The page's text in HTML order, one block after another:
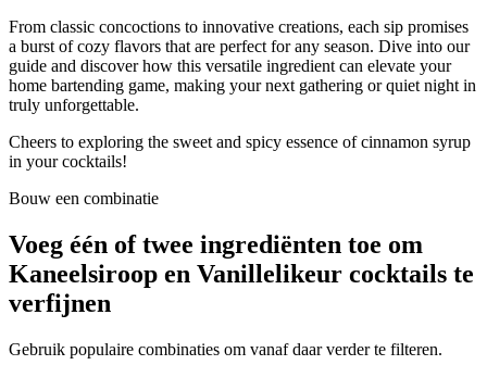
From classic concoctions to innovative creations, each sip promises
a burst of cozy flavors that are perfect for any season. Dive into our
guide and discover how this versatile ingredient can elevate your
home bartending game, making your next gathering or quiet night in
truly unforgettable.
Cheers to exploring the sweet and spicy essence of cinnamon syrup
in your cocktails!
Bouw een combinatie
Voeg één of twee ingrediënten toe om
Kaneelsiroop en Vanillelikeur cocktails te
verfijnen
Gebruik populaire combinaties om vanaf daar verder te filteren.